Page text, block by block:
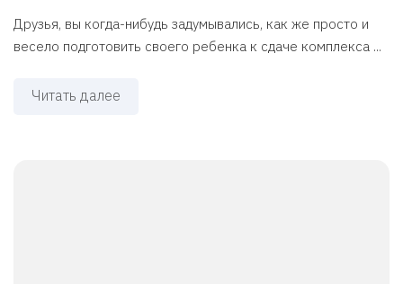
Друзья, вы когда-нибудь задумывались, как же просто и
весело подготовить своего ребенка к сдаче комплекса ...
Читать далее